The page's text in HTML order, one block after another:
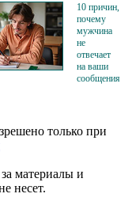
10 причин,
почему
мужчина
не
отвечает
на ваши
сообщения
только при
материалы и
несет.